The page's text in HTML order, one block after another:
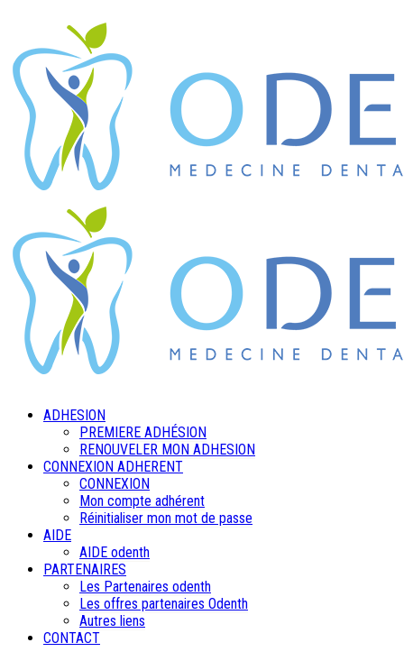
ADHESION
PREMIERE ADHÉSION
RENOUVELER MON ADHESION
CONNEXION ADHERENT
CONNEXION
Mon compte adhérent
Réinitialiser mon mot de passe
AIDE
AIDE odenth
PARTENAIRES
Les Partenaires odenth
Les offres partenaires Odenth
Autres liens
CONTACT